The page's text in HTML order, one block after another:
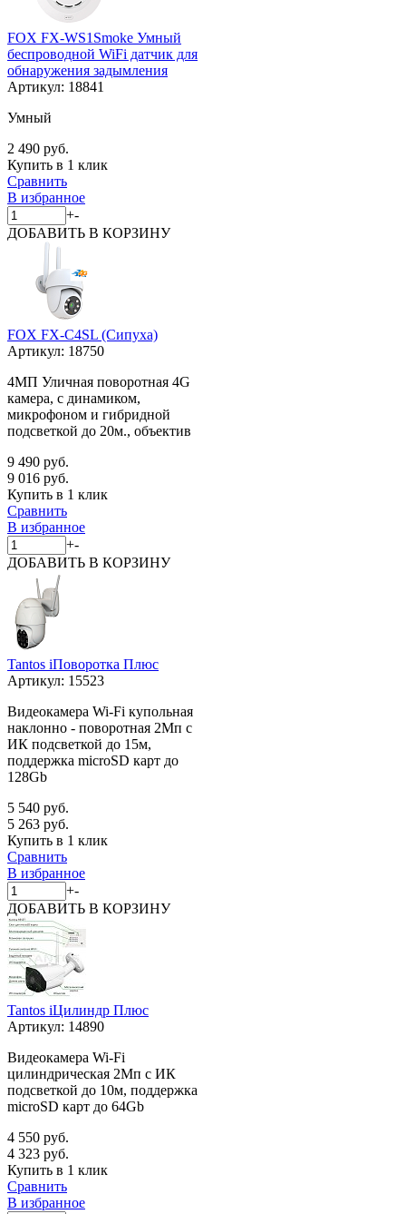
FOX FX-WS1Smoke Умный
беспроводной WiFi датчик для
обнаружения задымления
Артикул: 18841
Умный
2 490 руб.
Купить в 1 клик
Сравнить
В избранное
+-
ДОБАВИТЬ В КОРЗИНУ
FOX FX-C4SL (Сипуха)
Артикул: 18750
4МП Уличная поворотная 4G
камера, с динамиком,
микрофоном и гибридной
подсветкой до 20м., объектив
9 490 руб.
9 016 руб.
Купить в 1 клик
Сравнить
В избранное
+-
ДОБАВИТЬ В КОРЗИНУ
Tantos iПоворотка Плюс
Артикул: 15523
Видеокамера Wi-Fi купольная
наклонно - поворотная 2Мп с
ИК подсветкой до 15м,
поддержка microSD карт до
128Gb
5 540 руб.
5 263 руб.
Купить в 1 клик
Сравнить
В избранное
+-
ДОБАВИТЬ В КОРЗИНУ
Tantos iЦилиндр Плюс
Артикул: 14890
Видеокамера Wi-Fi
цилиндрическая 2Мп с ИК
подсветкой до 10м, поддержка
microSD карт до 64Gb
4 550 руб.
4 323 руб.
Купить в 1 клик
Сравнить
В избранное